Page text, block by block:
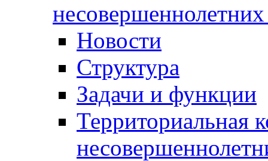
Новости
Структура
Задачи и функции
Территориальная